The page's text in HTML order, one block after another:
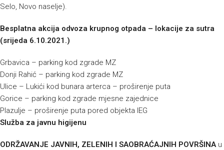
Selo, Novo naselje).
Besplatna akcija odvoza krupnog otpada – lokacije za sutra
(srijeda 6.10.2021.)
Grbavica – parking kod zgrade MZ
Donji Rahić – parking kod zgrade MZ
Ulice – Lukići kod bunara arterca – proširenje puta
Gorice – parking kod zgrade mjesne zajednice
Plazulje – proširenje puta pored objekta IEG
Služba za javnu higijenu
ODRŽAVANJE JAVNIH, ZELENIH I SAOBRAĆAJNIH POVRŠINAu